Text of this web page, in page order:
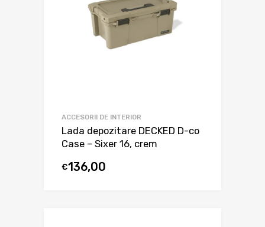
ACCESORII DE INTERIOR
Lada depozitare DECKED D-co
Case – Sixer 16, crem
€136,00